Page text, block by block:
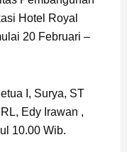
Hotel Royal
20 Februari –
I, Surya, ST
Edy Irawan ,
10.00 Wib.